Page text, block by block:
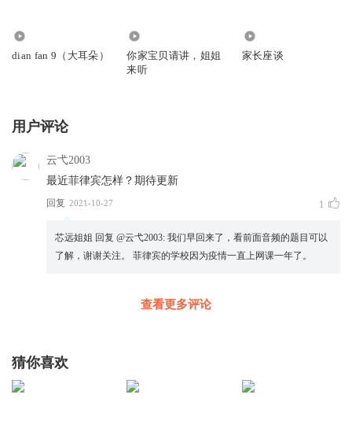
dian fan 9（大耳朵）
你家宝贝请讲，姐姐
来听
家长座谈
用户评论
云弋2003
最近菲律宾怎样？期待更新
回复 2021-10-27 1
芯远姐姐 回复 @云弋2003: 我们早回来了，看前面音频的题目可以
了解，谢谢关注。 菲律宾的学校因为疫情一直上网课一年了。
查看更多评论
猜你喜欢